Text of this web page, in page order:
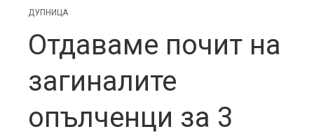
ДУПНИЦА
Отдаваме почит на
загиналите
опълченци за 3